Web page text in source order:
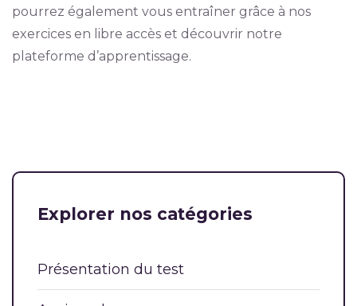
pourrez également vous entraîner grâce à nos
exercices en libre accès et découvrir notre
plateforme d’apprentissage.
Explorer nos catégories
Présentation du test